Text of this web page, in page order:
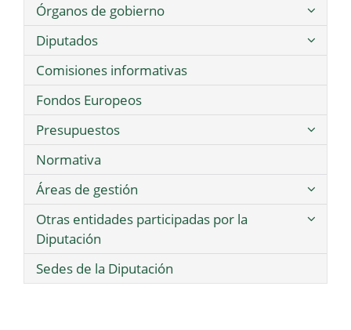
Órganos de gobierno
Diputados
Comisiones informativas
Fondos Europeos
Presupuestos
Normativa
Áreas de gestión
Otras entidades participadas por la
Diputación
Sedes de la Diputación